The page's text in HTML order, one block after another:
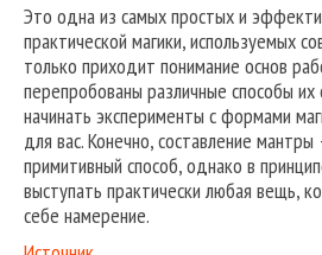
Это одна из самых простых и
практической магики, используемых
только приходит понимание основ
перепробованы различные способы
начинать эксперименты с формами
для вас. Конечно, составление
примитивный способ, однако в
выступать практически любая вещь,
себе намерение.